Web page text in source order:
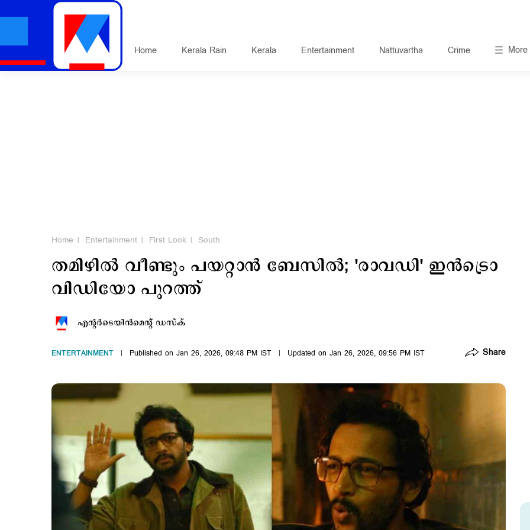
Home Kerala Rain Kerala Entertainment Nattuvartha Crime More
Home Entertainment First Look South
തമിഴില്‍ വീണ്ടും പയറ്റാന്‍ ബേസില്‍; 'രാവഡി' ഇന്‍ട്രൊ
വിഡിയോ പുറത്ത്
എന്‍റര്‍ടെയിന്‍മെന്‍റ് ഡസ്ക്
ENTERTAINMENT Published on Jan 26, 2026, 09:48 PM IST Updated on Jan 26, 2026, 09:56 PM IST Share